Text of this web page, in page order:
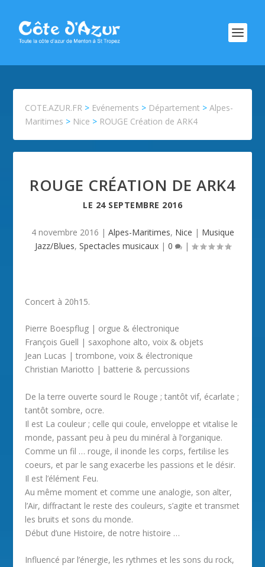
COTE.AZUR.FR > Evénements > Département >Alpes-
Maritimes > Nice > ROUGE Création de ARK4
ROUGE CRÉATION DE ARK4
LE 24 SEPTEMBRE 2016
4 novembre 2016 | Alpes-Maritimes, Nice | Musique
Jazz/Blues, Spectacles musicaux| 0 |
Concert à 20h15.
Pierre Boespflug | orgue & électronique
François Guell | saxophone alto, voix & objets
Jean Lucas | trombone, voix & électronique
Christian Mariotto | batterie & percussions
De la terre ouverte sourd le Rouge ; tantôt vif, écarlate ;
tantôt sombre, ocre.
Il est La couleur ; celle qui coule, enveloppe et vitalise le
monde, passant peu à peu du minéral à l’organique.
Comme un fil … rouge, il inonde les corps, fertilise les
coeurs, et par le sang exacerbe les passions et le désir.
Il est l’élément Feu.
Au même moment et comme une analogie, son alter,
l’Air, diffractant le reste des couleurs, s’agite et transmet
les bruits et sons du monde.
Début d’une Histoire, de notre histoire …
Influencé par l’énergie, les rythmes et les sons du rock,